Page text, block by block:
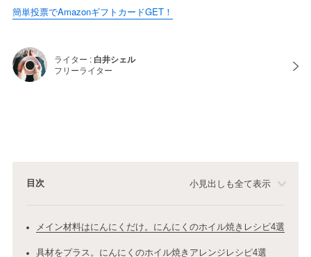
簡単投票でAmazonギフトカードGET！
ライター : 白井シェル
フリーライター
目次 小見出しも全て表示
メイン材料はにんにくだけ。にんにくのホイル焼きレシピ4選
具材をプラス。にんにくのホイル焼きアレンジレシピ4選